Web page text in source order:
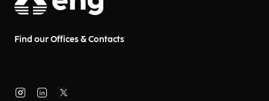
Find our Offices & Contacts